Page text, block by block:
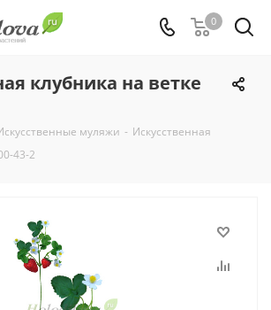
0
клубника на ветке
муляжи - Искусственная
43-2